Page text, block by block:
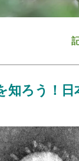
知ろう！日